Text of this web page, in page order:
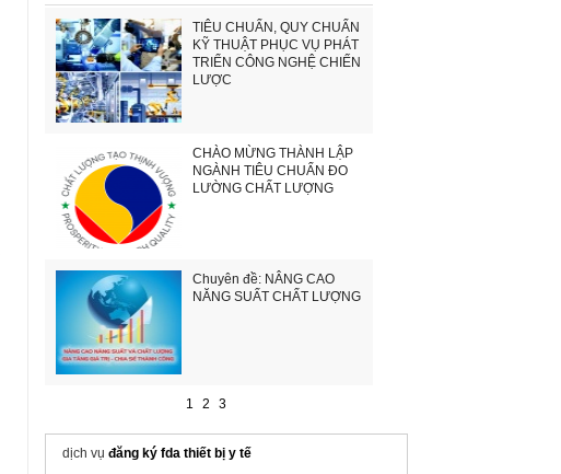
TIÊU CHUẨN, QUY CHUẨN
KỸ THUẬT PHỤC VỤ PHÁT
TRIỂN CÔNG NGHỆ CHIẾN
LƯỢC
CHÀO MỪNG THÀNH LẬP
NGÀNH TIÊU CHUẨN ĐO
LƯỜNG CHẤT LƯỢNG
Chuyên đề: NÂNG CAO
NĂNG SUẤT CHẤT LƯỢNG
1 2 3
dịch vụ đăng ký fda thiết bị y tế